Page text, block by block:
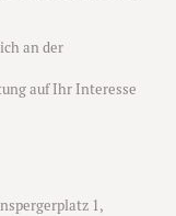
an der
auf Ihr Interesse
1,